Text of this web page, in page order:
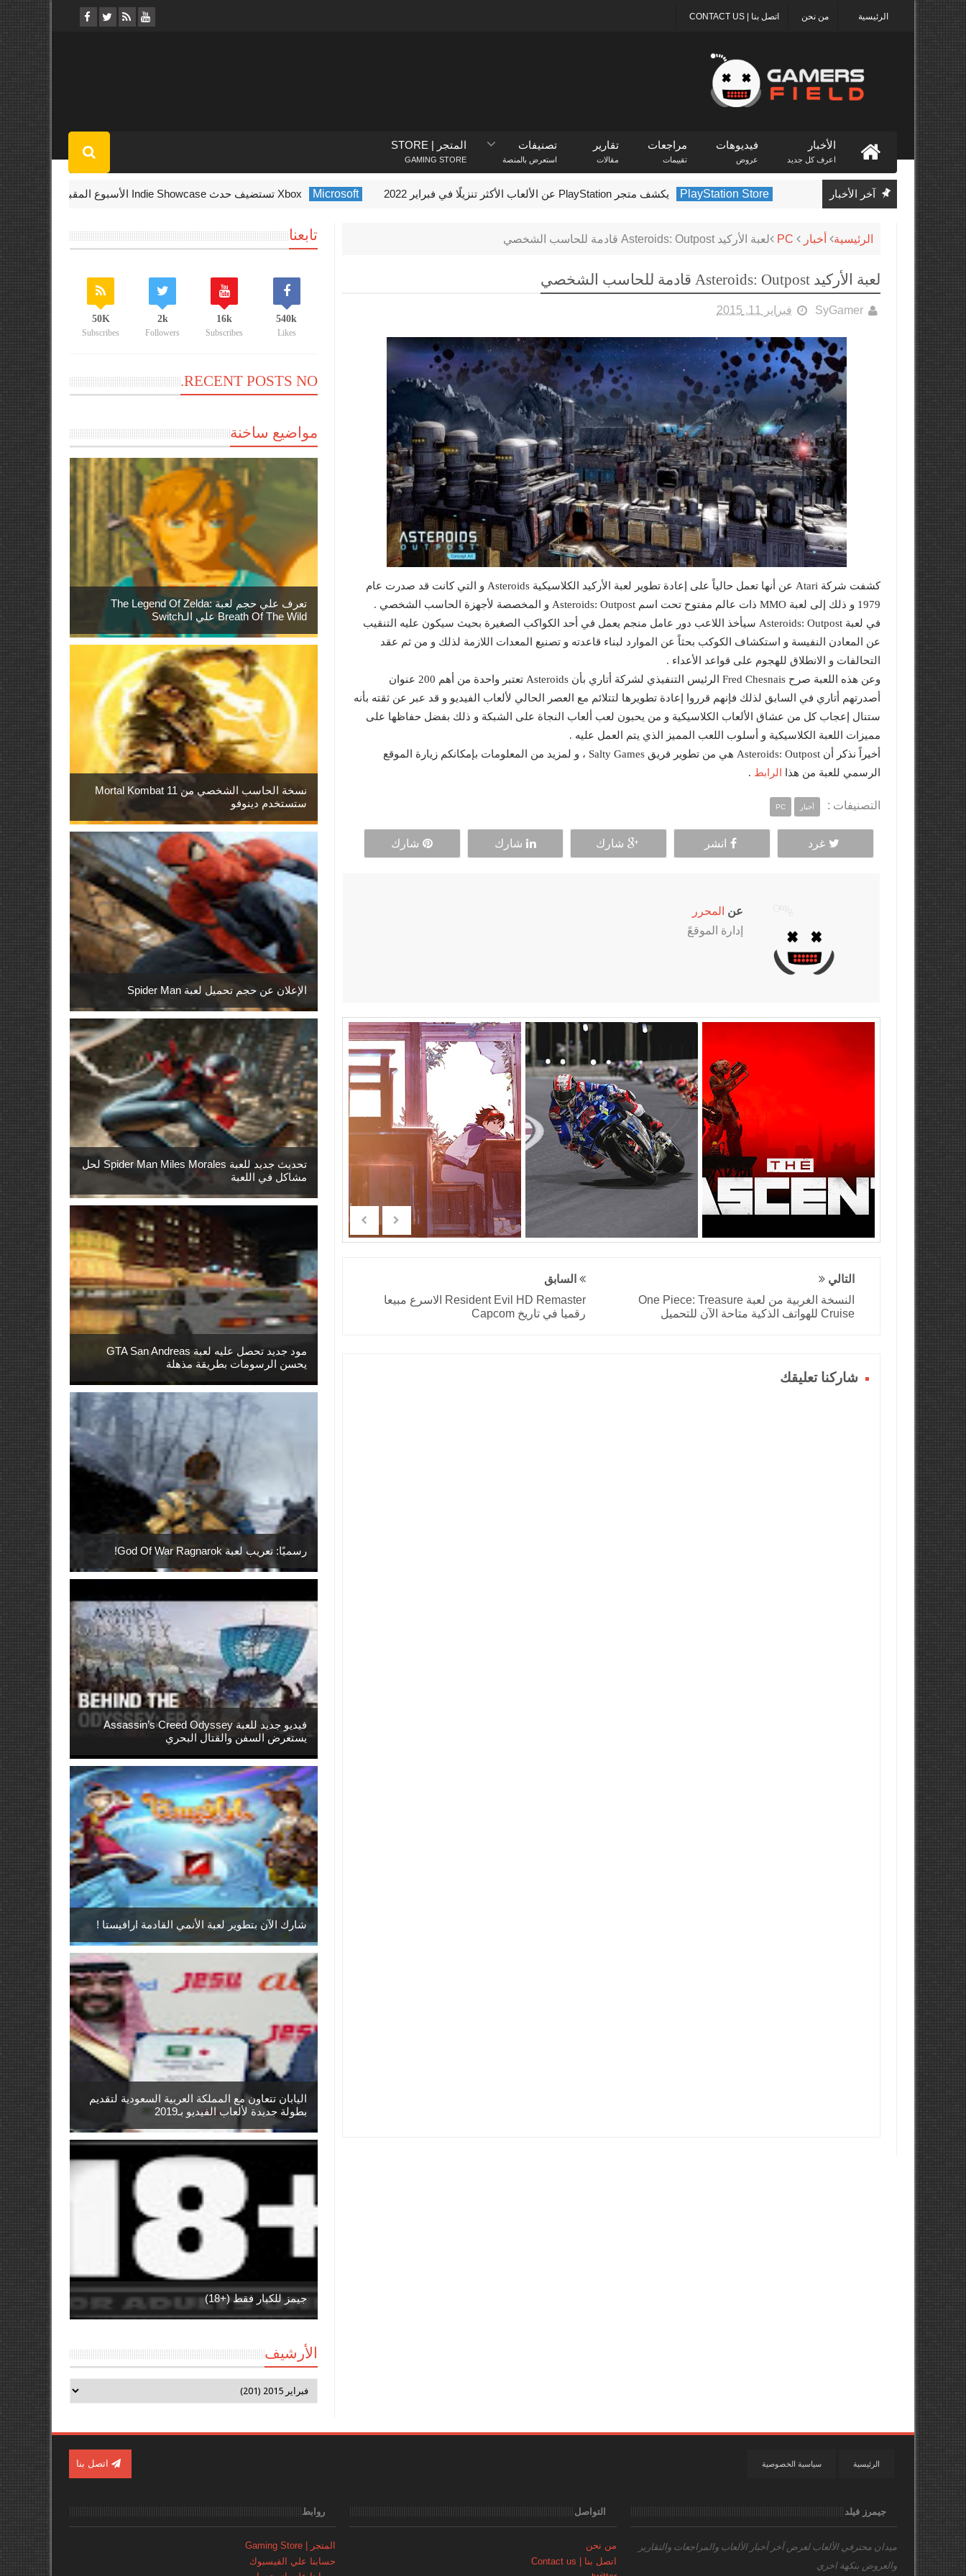
اتصل بنا | CONTACT US من نحن الرئيسية
الأخبار
اعرف كل جديد
فيديوهات
عروض
مراجعات
تقييمات
تقارير
مقالات
تصنيفات
استعرض بالمنصة
المتجر | STORE
GAMING STORE
آخر الأخبار PlayStation Store يكشف متجر PlayStation عن الألعاب الأكثر تنزيلًا في فبراير 2022 Microsoft Xbox تستضيف حدث Indie Showcase الأسبوع المقبل
الرئيسية أخبار PC لعبة الأركيد Asteroids: Outpost قادمة للحاسب الشخصي
لعبة الأركيد Asteroids: Outpost قادمة للحاسب الشخصي
SyGamer فبراير 11, 2015
كشفت شركة Atari عن أنها تعمل حالياً على إعادة تطوير لعبة الأركيد الكلاسيكية Asteroids و التي كانت قد صدرت عام
1979 و ذلك إلى لعبة MMO ذات عالم مفتوح تحت اسم Asteroids: Outpost و المخصصة لأجهزة الحاسب الشخصي .
في لعبة Asteroids: Outpost سيأخذ اللاعب دور عامل منجم يعمل في أحد الكواكب الصغيرة بحيث سيكون عليه التنقيب
عن المعادن النفيسة و استكشاف الكوكب بحثاً عن الموارد لبناء قاعدته و تصنيع المعدات اللازمة لذلك و من ثم عقد
التحالفات و الانطلاق للهجوم على قواعد الأعداء .
وعن هذه اللعبة صرح Fred Chesnais الرئيس التنفيذي لشركة أتاري بأن Asteroids تعتبر واحدة من أهم 200 عنوان
أصدرتهم أتاري في السابق لذلك فإنهم قرروا إعادة تطويرها لتتلائم مع العصر الحالي لألعاب الفيديو و قد عبر عن ثقته بأنه
ستنال إعجاب كل من عشاق الألعاب الكلاسيكية و من يحبون لعب ألعاب النجاة على الشبكة و ذلك بفضل حفاظها على
مميزات اللعبة الكلاسيكية و أسلوب اللعب المميز الذي يتم العمل عليه .
أخيراً نذكر أن Asteroids: Outpost هي من تطوير فريق Salty Games ، و لمزيد من المعلومات بإمكانكم زيارة الموقع
الرسمي للعبة من هذا الرابط .
التصنيفات : أخبار PC
غرد انشر شارك شارك شارك
عن المحرر
إدارة الموقعً
التالي
النسخة الغربية من لعبة One Piece: Treasure
Cruise للهواتف الذكية متاحة الآن للتحميل
السابق
Resident Evil HD Remaster الاسرع مبيعا
رقميا في تاريخ Capcom
شاركنا تعليقك
تابعنا
540k
Likes
16k
Subscribes
2k
Followers
50K
Subscribes
RECENT POSTS NO.
مواضيع ساخنة
تعرف علي حجم لعبة The Legend Of Zelda:
Breath Of The Wild علي الـSwitch
نسخة الحاسب الشخصي من Mortal Kombat 11
ستستخدم دينوفو
الإعلان عن حجم تحميل لعبة Spider Man
تحديث جديد للعبة Spider Man Miles Morales لحل
مشاكل في اللعبة
مود جديد تحصل عليه لعبة GTA San Andreas
يحسن الرسومات بطريقة مذهلة
رسميًا: تعريب لعبة God Of War Ragnarok!
فيديو جديد للعبة Assassin’s Creed Odyssey
يستعرض السفن والقتال البحري
شارك الآن بتطوير لعبة الأنمي القادمة ارافيستا !
اليابان تتعاون مع المملكة العربية السعودية لتقديم
بطولة جديدة لألعاب الفيديو بـ2019
جيمز للكبار فقط (+18)
الأرشيف
سياسية الخصوصية الرئيسية اتصل بنا
جيمرز فيلد
ميدان محترفي الألعابلعرض آخر أخبار الألعاب والمراجعات والتقارير
والعروض بنكهة اخري
التواصل
من نحن
اتصل بنا | Contact us
روابط
المتجر | Gaming Store
حسابنا علي الفيسبوك